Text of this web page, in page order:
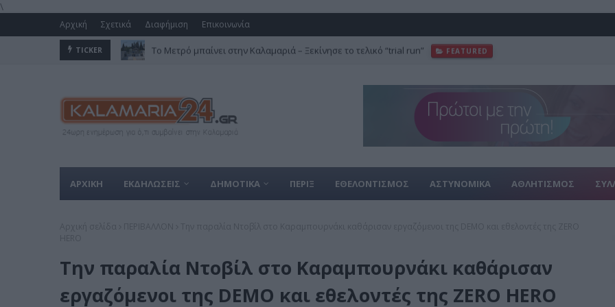
\
Αρχική Σχετικά Διαφήμιση Επικοινωνία
TICKER Το Μετρό μπαίνει στην Καλαμαριά – Ξεκίνησε το τελικό “trial run” FEATURED
ΑΡΧΙΚΗ ΕΚΔΗΛΩΣΕΙΣ ΔΗΜΟΤΙΚΑ ΠΕΡΙΞ ΕΘΕΛΟΝΤΙΣΜΟΣ ΑΣΤΥΝΟΜΙΚΑ ΑΘΛΗΤΙΣΜΟΣ
Την παραλία Ντοβίλ στο Καραμπουρνάκι καθάρισαν
εργαζόμενοι της DEMO και εθελοντές της ZERO HERO